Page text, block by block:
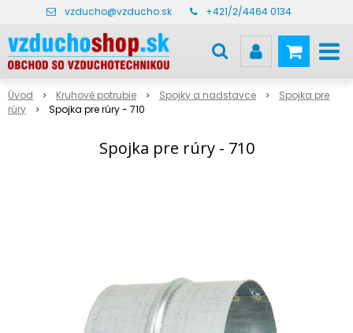
vzducho@vzducho.sk +421/2/4464 0134
Úvod Kruhové potrubie Spojky a nadstavce
Spojka pre
rúry
Spojka pre rúry - 710
Spojka pre rúry - 710